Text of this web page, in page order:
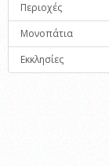
Περιοχές
Μονοπάτια
Εκκλησίες